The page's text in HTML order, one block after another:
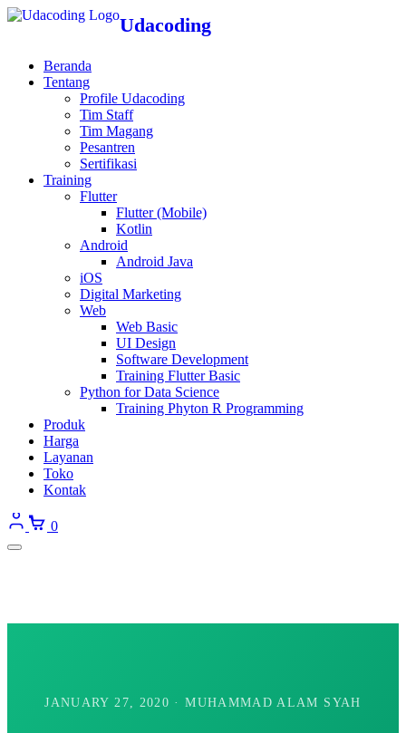
Udacoding
Beranda
Tentang
Profile Udacoding
Tim Staff
Tim Magang
Pesantren
Sertifikasi
Training
Flutter
Flutter (Mobile)
Kotlin
Android
Android Java
iOS
Digital Marketing
Web
Web Basic
UI Design
Software Development
Training Flutter Basic
Python for Data Science
Training Phyton R Programming
Produk
Harga
Layanan
Toko
Kontak
0
JANUARY 27, 2020 · MUHAMMAD ALAM SYAH